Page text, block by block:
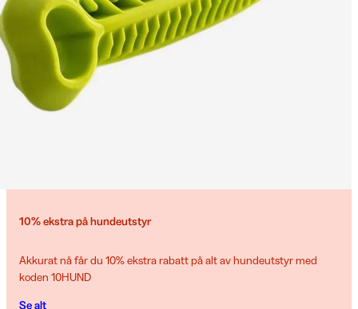
10% ekstra på hundeutstyr
Akkurat nå får du 10% ekstra rabatt på alt av hundeutstyr med
koden 10HUND
Se alt